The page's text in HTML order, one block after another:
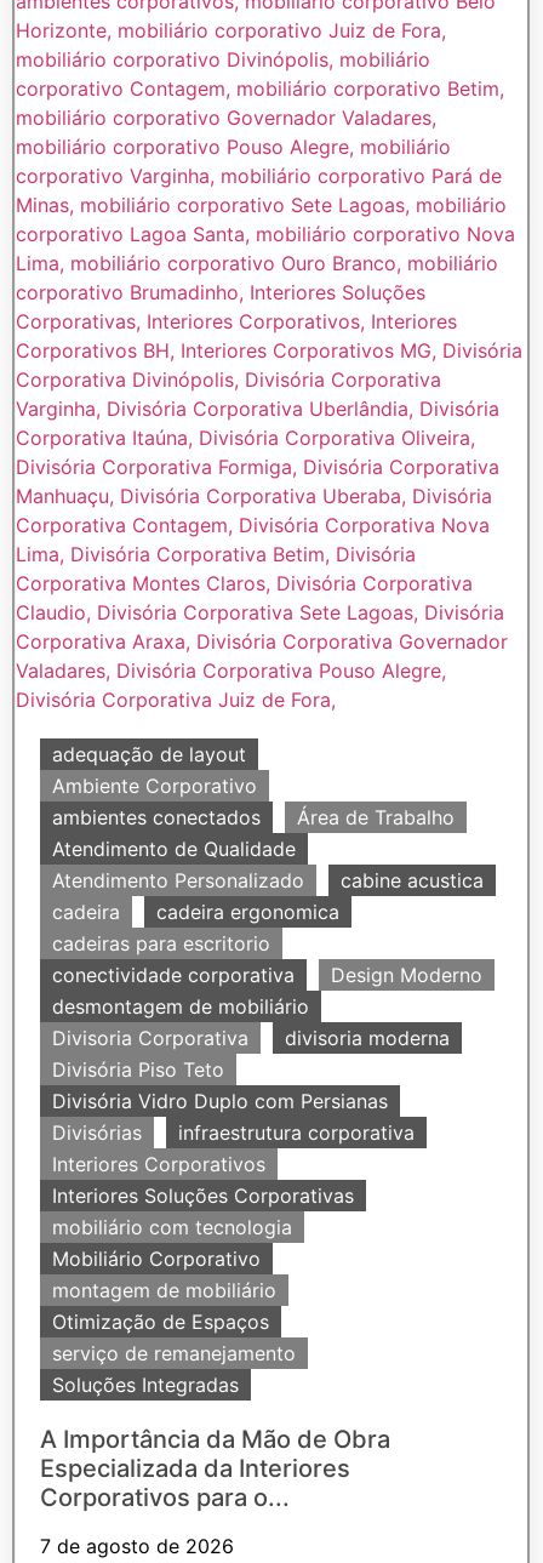
adequação de layout
Ambiente Corporativo
ambientes conectados
Área de Trabalho
Atendimento de Qualidade
Atendimento Personalizado
cabine acustica
cadeira
cadeira ergonomica
cadeiras para escritorio
conectividade corporativa
Design Moderno
desmontagem de mobiliário
Divisoria Corporativa
divisoria moderna
Divisória Piso Teto
Divisória Vidro Duplo com Persianas
Divisórias
infraestrutura corporativa
Interiores Corporativos
Interiores Soluções Corporativas
mobiliário com tecnologia
Mobiliário Corporativo
montagem de mobiliário
Otimização de Espaços
serviço de remanejamento
Soluções Integradas
A Importância da Mão de Obra
Especializada da Interiores
Corporativos para o...
7 de agosto de 2026